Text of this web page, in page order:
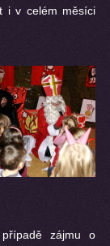
i v celém měsíci
zájmu o